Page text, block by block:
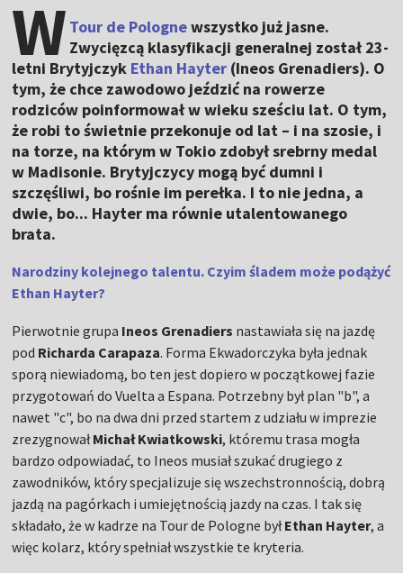
W Tour de Polognewszystko już jasne.
Zwycięzcą klasyfikacji generalnej został 23-
letni Brytyjczyk Ethan Hayter (Ineos Grenadiers). O
tym, że chce zawodowo jeździć na rowerze
rodziców poinformował w wieku sześciu lat. O tym,
że robi to świetnie przekonuje od lat – i na szosie, i
na torze, na którym w Tokio zdobył srebrny medal
w Madisonie. Brytyjczycy mogą być dumni i
szczęśliwi, bo rośnie im perełka. I to nie jedna, a
dwie, bo... Hayter ma równie utalentowanego
brata.
Narodziny kolejnego talentu. Czyim śladem może podążyć
Ethan Hayter?
Pierwotnie grupa Ineos Grenadiers nastawiała się na jazdę
pod Richarda Carapaza. Forma Ekwadorczyka była jednak
sporą niewiadomą, bo ten jest dopiero w początkowej fazie
przygotowań do Vuelta a Espana. Potrzebny był plan "b", a
nawet "c", bo na dwa dni przed startem z udziału w imprezie
zrezygnowałMichał Kwiatkowski, któremu trasa mogła
bardzo odpowiadać, to Ineos musiał szukać drugiego z
zawodników, który specjalizuje się wszechstronnością, dobrą
jazdą na pagórkach i umiejętnością jazdy na czas. I tak się
składało, że w kadrze na Tour de Pologne byłEthan Hayter, a
więc kolarz, który spełniał wszystkie te kryteria.